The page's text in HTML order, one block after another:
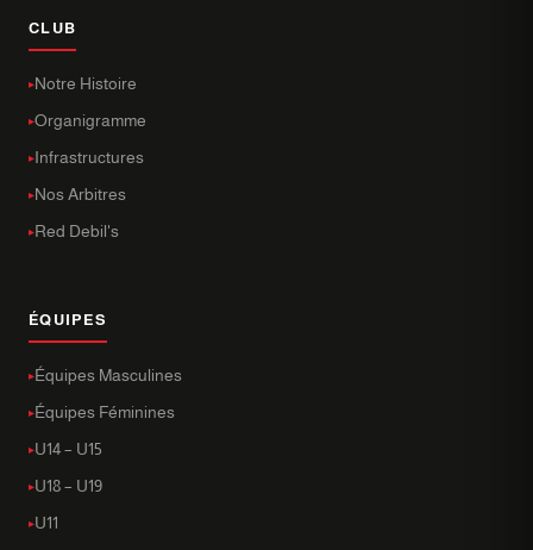
CLUB
Notre Histoire
Organigramme
Infrastructures
Nos Arbitres
Red Debil's
ÉQUIPES
Équipes Masculines
Équipes Féminines
U14 – U15
U18 – U19
U11